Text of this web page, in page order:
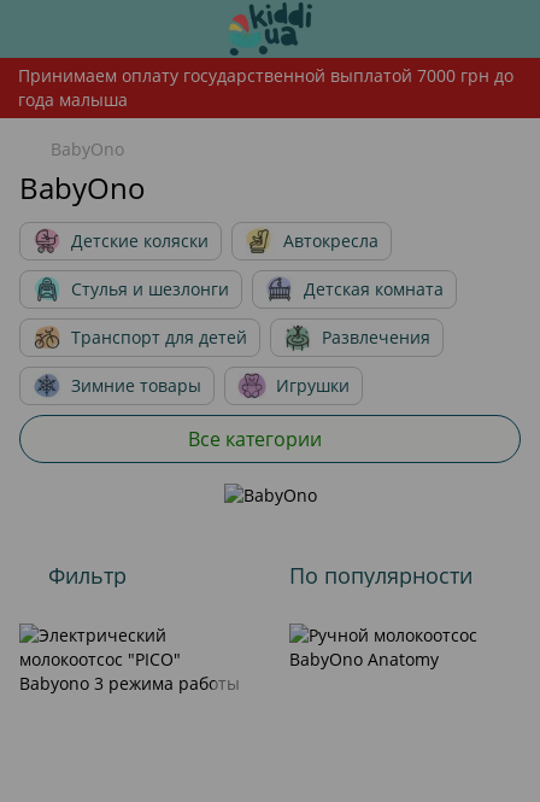
Принимаем оплату государственной выплатой 7000 грн до
года малыша
BabyOno
BabyOno
Детские коляски Автокресла
Стулья и шезлонги Детская комната
Транспорт для детей Развлечения
Зимние товары Игрушки
Гигиена и уход Cybex
Все категории
Фильтр По популярности